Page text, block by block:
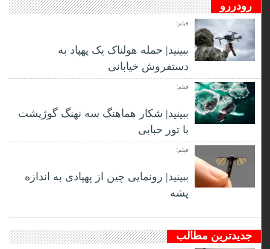
رودررو
فیلم؛
ببینید| حمله هولناک یک پهپاد به
دستفروش خیابانی
فیلم؛
ببینید| شکار هماهنگ سه نهنگ گوژپشت
با تور حبابی
فیلم؛
ببینید| رونمایی چین از پهپادی به اندازه
پشه
جدیدترین مطالب